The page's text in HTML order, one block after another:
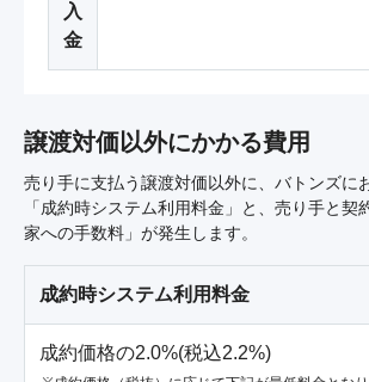
入
金
譲渡対価以外にかかる費用
売り手に支払う譲渡対価以外に、バトンズに
「成約時システム利用料金」と、売り手と契
家への手数料」が発生します。
成約時システム利用料金
成約価格の2.0%(税込2.2%)